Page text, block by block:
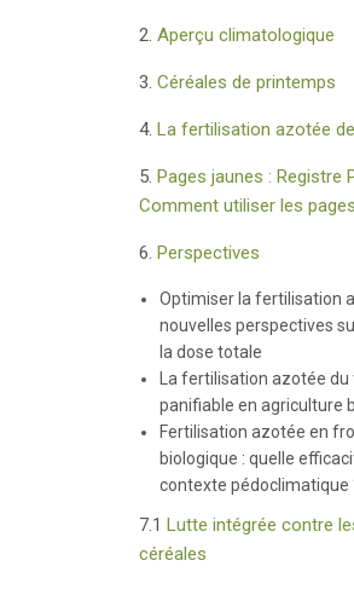
2. Aperçu climatologique
3. Céréales de printemps
4. La fertilisation azotée
5. Pages jaunes : Registre
Comment utiliser les
6. Perspectives
Optimiser la fertilisation
nouvelles perspectives
la dose totale
La fertilisation azotée
panifiable en agriculture
Fertilisation azotée en
biologique : quelle
contexte pédoclimatique
7.1 Lutte intégrée contre
céréales